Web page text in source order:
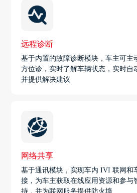
远程诊断
基于内置的故障诊断模块，车主可主
方位诊，实时了解车辆状态，实时自
并提供解决建议
网络共享
基于通讯模块，实现车内 IVI 联网和
接，为车主获取在线应用资源和参与
持，并为联网服务提供防火墙